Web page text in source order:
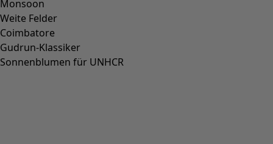
Monsoon
Weite Felder
Coimbatore
Gudrun-Klassiker
Sonnenblumen für UNHCR